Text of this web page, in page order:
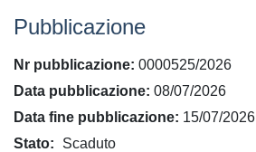
Pubblicazione
Nr pubblicazione 0000525/2026
Data pubblicazione 08/07/2026
Data fine pubblicazione 15/07/2026
Stato
Scaduto